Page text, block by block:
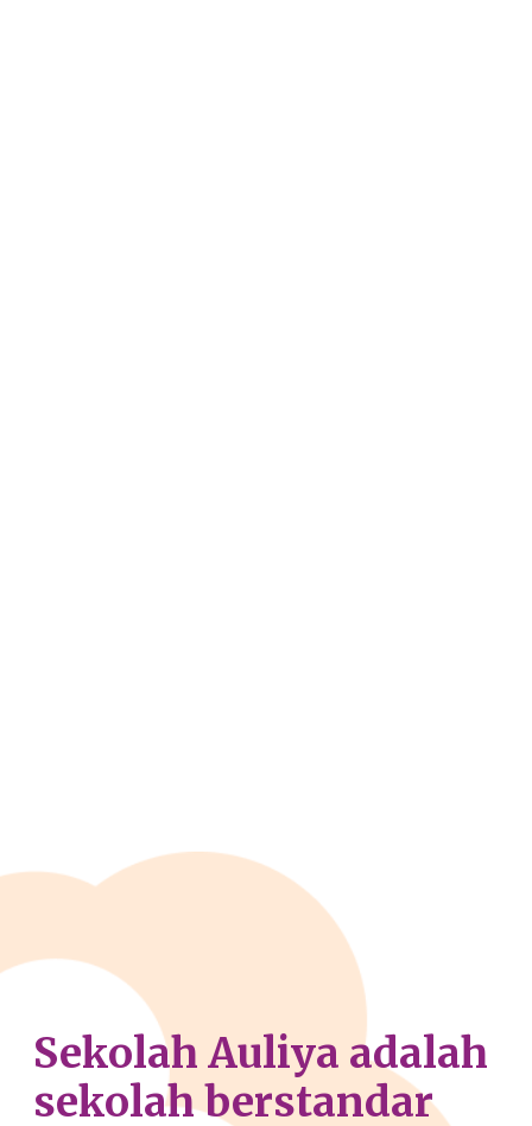
Sekolah Auliya adalah
sekolahberstandar